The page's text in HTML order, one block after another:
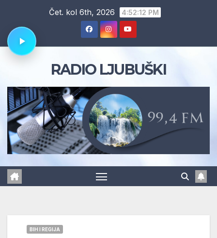
content
Čet. kol 6th, 2026 4:52:13 PM
RADIO LJUBUŠKI
BIH I REGIJA